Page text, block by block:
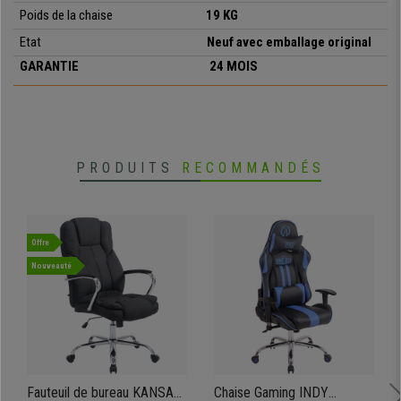
•Roulettes adaptées à tout type de surfaces
Poids de la chaise
19 KG
Etat
Neuf avec emballage original
GARANTIE
24 MOIS
PRODUITS RECOMMANDÉS
Offre
Nouveauté
Fauteuil de bureau KANSAS
Chaise Gaming INDY